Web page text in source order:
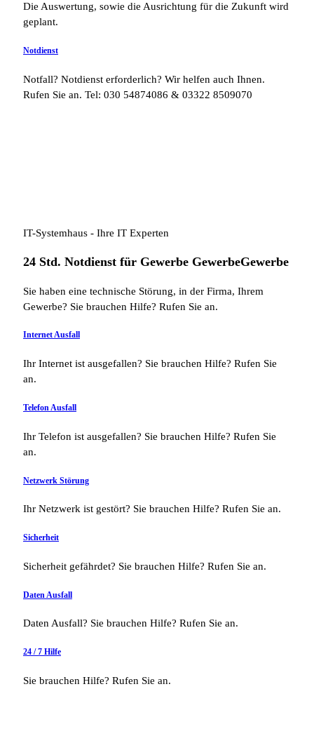
Die Auswertung, sowie die Ausrichtung für die Zukunft wird
geplant.
Notdienst
Notfall? Notdienst erforderlich? Wir helfen auch Ihnen.
Rufen Sie an. Tel: 030 54874086 & 03322 8509070
IT-Systemhaus - Ihre IT Experten
24 Std. Notdienst für Gewerbe GewerbeGewerbe
Sie haben eine technische Störung, in der Firma, Ihrem
Gewerbe? Sie brauchen Hilfe? Rufen Sie an.
Internet Ausfall
Ihr Internet ist ausgefallen? Sie brauchen Hilfe? Rufen Sie
an.
Telefon Ausfall
Ihr Telefon ist ausgefallen? Sie brauchen Hilfe? Rufen Sie
an.
Netzwerk Störung
Ihr Netzwerk ist gestört? Sie brauchen Hilfe? Rufen Sie an.
Sicherheit
Sicherheit gefährdet? Sie brauchen Hilfe? Rufen Sie an.
Daten Ausfall
Daten Ausfall? Sie brauchen Hilfe? Rufen Sie an.
24 / 7 Hilfe
Sie brauchen Hilfe? Rufen Sie an.